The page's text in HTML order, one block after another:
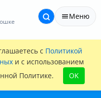
Меню
с Политикой
и с использованием
Политике.
OK